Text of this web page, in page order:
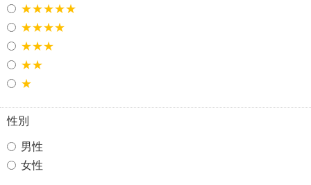
★★★★★
★★★★
★★★
★★
★
性別
男性
女性